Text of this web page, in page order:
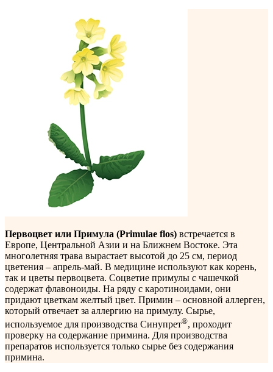
Первоцвет или Примула (Primulae flos) встречается в
Европе, Центральной Азии и на Ближнем Востоке. Эта
многолетняя трава вырастает высотой до 25 см, период
цветения – апрель-май. В медицине используют как корень,
так и цветы первоцвета. Соцветие примулы с чашечкой
содержат флавоноиды. На ряду с каротиноидами, они
придают цветкам желтый цвет. Примин – основной аллерген,
который отвечает за аллергию на примулу. Сырье,
используемое для производства Синупрет®, проходит
проверку на содержание примина. Для производства
препаратов используется только сырье без содержания
примина.